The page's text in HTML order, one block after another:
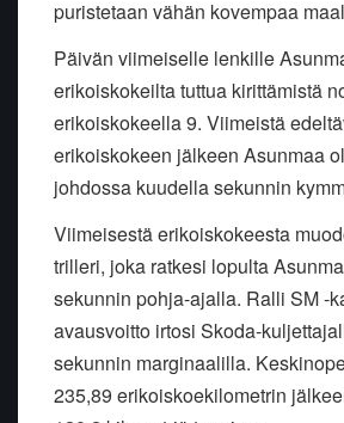
puristetaan vähän kovempaa
Päivän viimeiselle lenkille
erikoiskokeilta tuttua kirittämistä
erikoiskokeella 9. Viimeistä
erikoiskokeen jälkeen Asunmaa
johdossa kuudella sekunnin
Viimeisestä erikoiskokeesta
trilleri, joka ratkesi lopulta
sekunnin pohja-ajalla. Ralli SM -
avausvoitto irtosi Skoda-
sekunnin marginaalilla.
235,89 erikoiskoekilometrin